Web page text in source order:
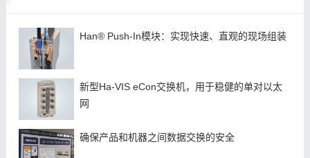
Han® Push-In模块：实现快速、直观的现场组装
新型Ha-VIS eCon交换机，用于稳健的单对以太
网
确保产品和机器之间数据交换的安全